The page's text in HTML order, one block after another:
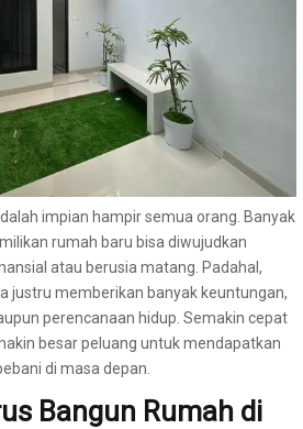
impian hampir semua orang. Banyak
rumah baru bisa diwujudkan
atau berusia matang. Padahal,
justru memberikan banyak keuntungan,
perencanaan hidup. Semakin cepat
besar peluang untuk mendapatkan
di masa depan.
Bangun Rumah di